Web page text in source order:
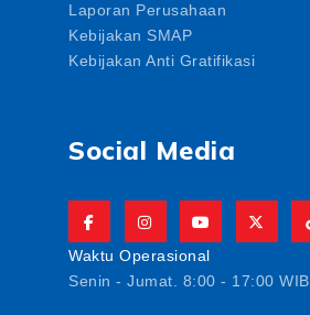
Laporan Perusahaan
Kebijakan SMAP
Kebijakan Anti Gratifikasi
Social Media
Waktu Operasional
Senin - Jumat. 8:00 - 17:00 WIB